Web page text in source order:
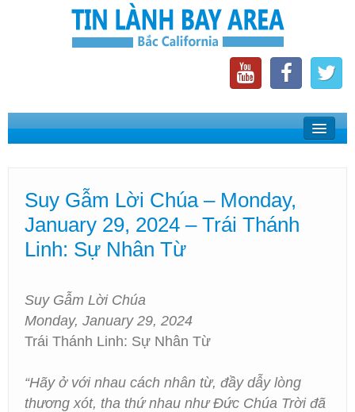
Home
Phát Thanh Tin Lành Bay Area
Các Hội Thánh Bắc California
Suy Gẫm Lời Chúa – Monday,
January 29, 2024 – Trái Thánh
Linh: Sự Nhân Từ
Suy Gẫm Lời Chúa
Monday, January 29, 2024
Trái Thánh Linh: Sự Nhân Từ
“Hãy ở với nhau cách nhân từ, đầy dẫy lòng
thương xót, tha thứ nhau như Đức Chúa Trời đã